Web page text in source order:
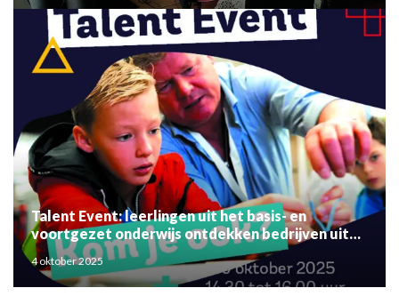
Talent Event: leerlingen uit het basis- en
voortgezet onderwijs ontdekken bedrijven uit
de regio
4 oktober 2025